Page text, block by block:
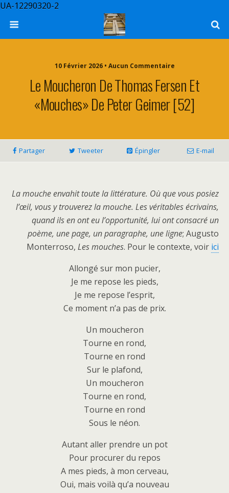
UA-12290320-2
10 Février 2026 • Aucun Commentaire
Le Moucheron De Thomas Fersen Et
«Mouches» De Peter Geimer [52]
Partager Tweeter Épingler E-mail
La mouche envahit toute la littérature. Où que vous posiez
l’œil, vous y trouverez la mouche. Les véritables écrivains,
quand ils en ont eu l’opportunité, lui ont consacré un
poème, une page, un paragraphe, une ligne; Augusto
Monterroso, Les mouches. Pour le contexte, voir ici
Allongé sur mon pucier,
Je me repose les pieds,
Je me repose l’esprit,
Ce moment n’a pas de prix.
Un moucheron
Tourne en rond,
Tourne en rond
Sur le plafond,
Un moucheron
Tourne en rond,
Tourne en rond
Sous le néon.
Autant aller prendre un pot
Pour procurer du repos
A mes pieds, à mon cerveau,
Oui, mais voilà qu’a nouveau